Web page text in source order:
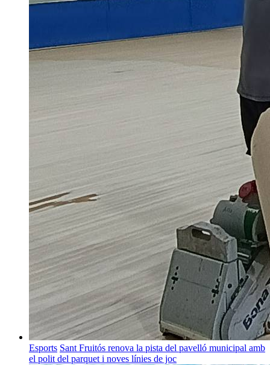
Esports Sant Fruitós renova la pista del pavelló municipal amb
el polit del parquet i noves línies de joc